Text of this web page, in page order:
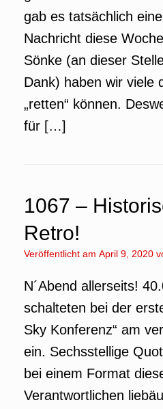
gab es tatsächlich
Nachricht diese
Sönke (an dieser
Dank) haben wir viele
„retten“ können.
für […]
1067 –
Retro!
Veröffentlicht am April 9, 2020
N´Abend allerseits!
schalteten bei der
Sky Konferenz“ am
ein. Sechsstellige
bei einem Format
Verantwortlichen